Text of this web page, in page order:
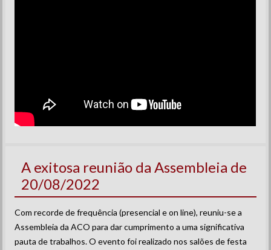
A exitosa reunião da Assembleia de
20/08/2022
Com recorde de frequência (presencial e on line), reuniu-se a
Assembleia da ACO para dar cumprimento a uma significativa
pauta de trabalhos. O evento foi realizado nos salões de festa